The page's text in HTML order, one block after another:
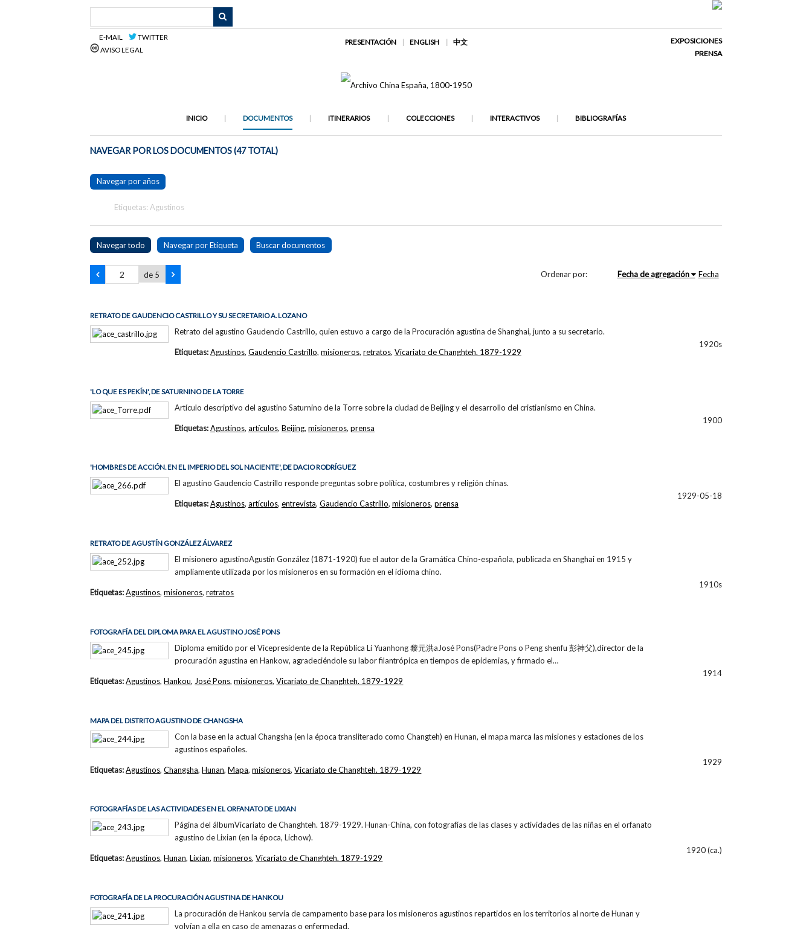
E-MAIL
TWITTER
AVISO LEGAL
PRESENTACIÓN ENGLISH 中文
EXPOSICIONES
PRENSA
INICIO DOCUMENTOS ITINERARIOS COLECCIONES INTERACTIVOS BIBLIOGRAFÍAS
NAVEGAR POR LOS DOCUMENTOS (47 TOTAL)
Navegar por años
Etiquetas: Agustinos
Navegar todo Navegar por Etiqueta Buscar documentos
de 5 Ordenar por: Fecha de agregación Fecha
RETRATO DE GAUDENCIO CASTRILLO Y SU SECRETARIO A. LOZANO
Retrato del agustino Gaudencio Castrillo, quien estuvo a cargo de la Procuración agustina de Shanghai, junto a su secretario.
1920s
Etiquetas:Agustinos, Gaudencio Castrillo, misioneros, retratos, Vicariato de Changhteh. 1879-1929
'LO QUE ES PEKÍN', DE SATURNINO DE LA TORRE
Artículo descriptivo del agustino Saturnino de la Torre sobre la ciudad de Beijing y el desarrollo del cristianismo en China.
1900
Etiquetas:Agustinos, artículos, Beijing, misioneros, prensa
'HOMBRES DE ACCIÓN. EN EL IMPERIO DEL SOL NACIENTE', DE DACIO RODRÍGUEZ
El agustino Gaudencio Castrillo responde preguntas sobre política, costumbres y religión chinas.
1929-05-18
Etiquetas:Agustinos, artículos, entrevista, Gaudencio Castrillo, misioneros, prensa
RETRATO DE AGUSTÍN GONZÁLEZ ÁLVAREZ
El misionero agustinoAgustín González (1871-1920) fue el autor de la Gramática Chino-española, publicada en Shanghai en 1915 y
ampliamente utilizada por los misioneros en su formación en el idioma chino.
1910s
Etiquetas:Agustinos,misioneros,retratos
FOTOGRAFÍA DEL DIPLOMA PARA EL AGUSTINO JOSÉ PONS
Diploma emitido por el Vicepresidente de la República Li Yuanhong 黎元洪aJosé Pons(Padre Pons o Peng shenfu 彭神父),director de la
procuración agustina en Hankow, agradeciéndole su labor filantrópica en tiempos de epidemias, y firmado el…
1914
Etiquetas:Agustinos,Hankou, José Pons,misioneros,Vicariato de Changhteh. 1879-1929
MAPA DEL DISTRITO AGUSTINO DE CHANGSHA
Con la base en la actual Changsha (en la época transliterado como Changteh) en Hunan, el mapa marca las misiones y estaciones de los
agustinos españoles.
1929
Etiquetas:Agustinos,Changsha,Hunan,Mapa,misioneros,Vicariato de Changhteh. 1879-1929
FOTOGRAFÍAS DE LAS ACTIVIDADES EN EL ORFANATO DE LIXIAN
Página del álbumVicariato de Changhteh. 1879-1929. Hunan-China, con fotografías de las clases y actividades de las niñas en el orfanato
agustino de Lixian (en la época, Lichow).
1920 (ca.)
Etiquetas:Agustinos,Hunan,Lixian,misioneros,Vicariato de Changhteh. 1879-1929
FOTOGRAFÍA DE LA PROCURACIÓN AGUSTINA DE HANKOU
La procuración de Hankou servía de campamento base para los misioneros agustinos repartidos en los territorios al norte de Hunan y
volvían a ella en caso de amenazas o enfermedad.